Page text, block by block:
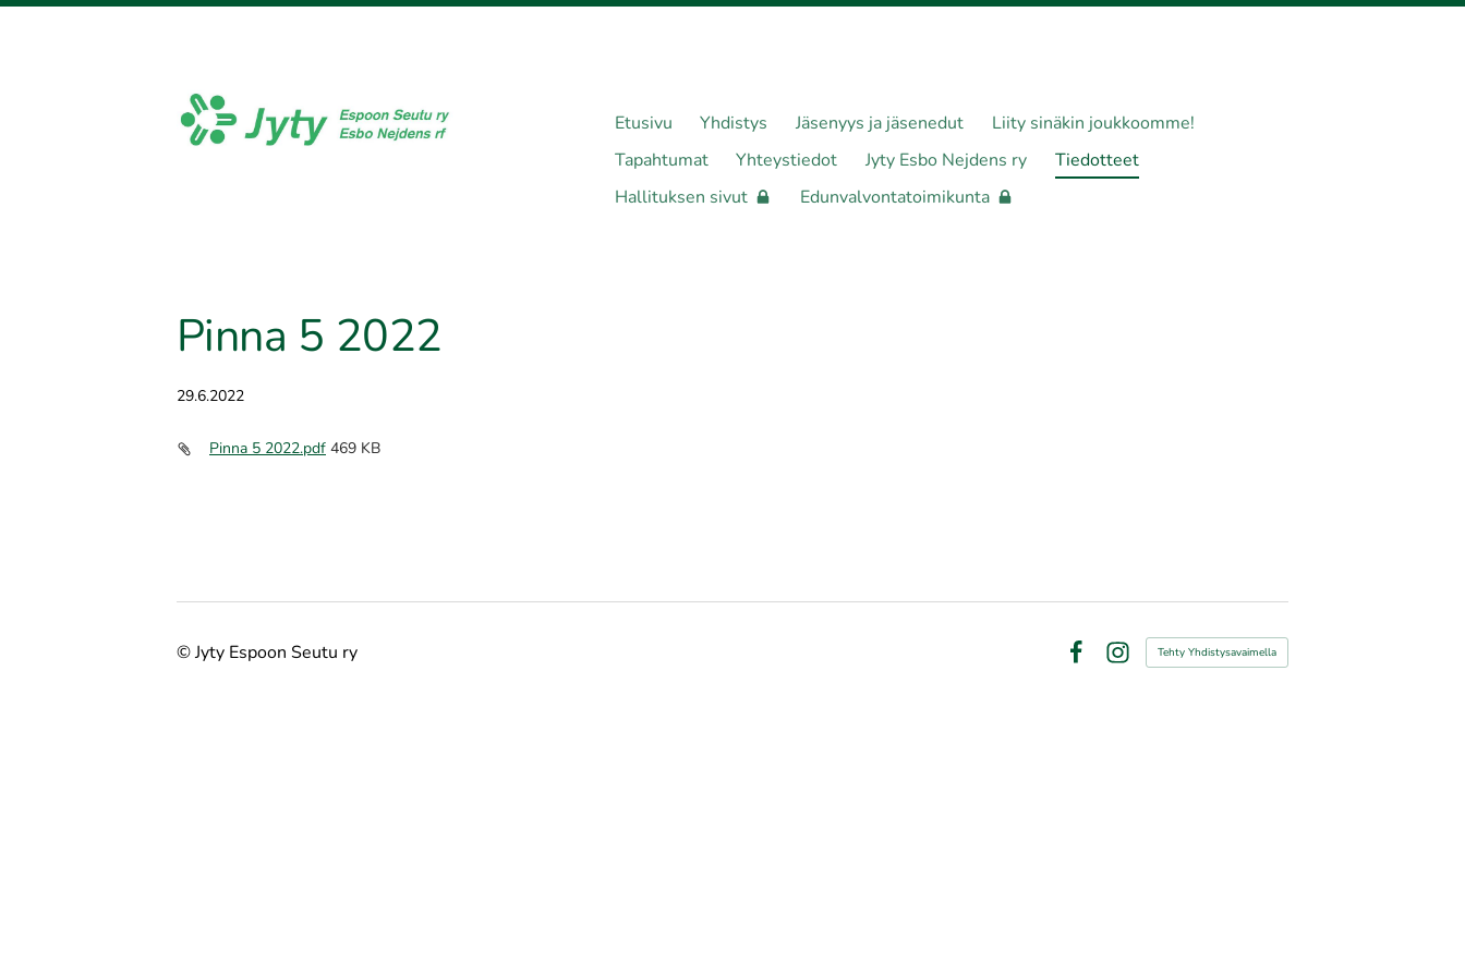
Jyty Espoon Seutu ry Etusivu Yhdistys Jäsenyys ja jäsenedut
Liity sinäkin joukkoomme!
Tapahtumat
Yhteystiedot Jyty Esbo Nejdens ry
Tiedotteet
Hallituksen sivut
Edunvalvontatoimikunta
Pinna 5 2022
29.6.2022
Pinna 5 2022.pdf 469 KB
©Jyty Espoon Seutu ry
Instagram
Tehty Yhdistysavaimella